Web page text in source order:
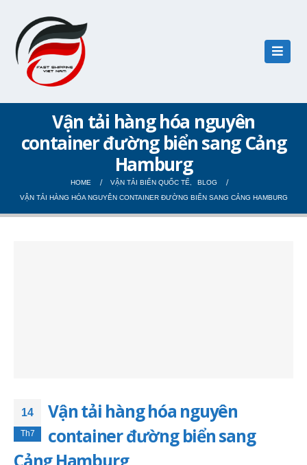
Vận tải hàng hóa nguyên
container đường biển sang Cảng
Hamburg
HOME VẬN TẢI BIỂN QUỐC TẾ
BLOG
VẬN TẢI HÀNG HÓA NGUYÊN CONTAINER ĐƯỜNG BIỂN SANG CẢNG HAMBURG
14
Th7
Vận tải hàng hóa nguyên
container đường biển sang